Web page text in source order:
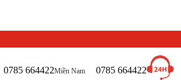
0785 664422Miền Nam 0785 664422